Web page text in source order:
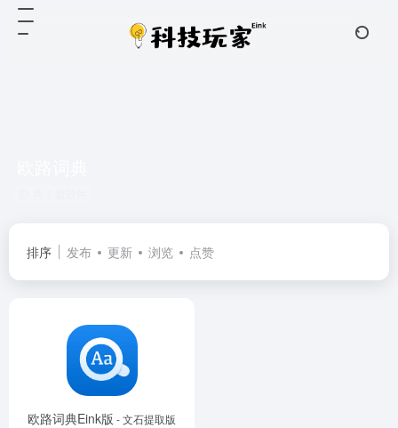
排序 发布 更新 浏览 点赞
欧路词典Eink版 - 文石提取版